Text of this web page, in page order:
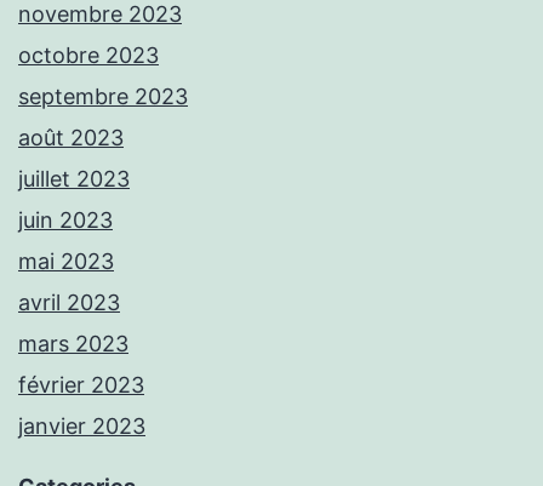
novembre 2023
octobre 2023
septembre 2023
août 2023
juillet 2023
juin 2023
mai 2023
avril 2023
mars 2023
février 2023
janvier 2023